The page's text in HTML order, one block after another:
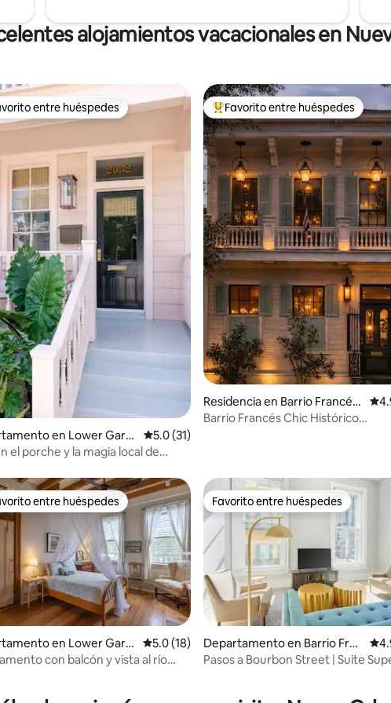
alojamientos vacacionales en
5.0 de 5; 94 evaluaciones
mejores en Favorito entre huéspedes
entre huéspedes
en Lower Gard
Calificación promedio: 5.0 de 5; 31 evaluaciones
5.0 (31)
el porche y la magia local de
De los mejores en Favorito entre
Favorito entre huéspedes
Residencia en Barrio Francés
de Nueva Orleans
Barrio Francés Chic Histórico
4.99 de 5; 70 evaluaciones
mejores en Favorito entre huéspedes
entre huéspedes
en Lower Gard
Calificación promedio: 5.0 de 5; 18
5.0 (18)
con balcón y vista al río
Favorito entre huéspedes
Favorito entre huéspedes
Departamento en Barrio Fran
cés de Nueva Orleans
Pasos a Bourbon Street | Suite